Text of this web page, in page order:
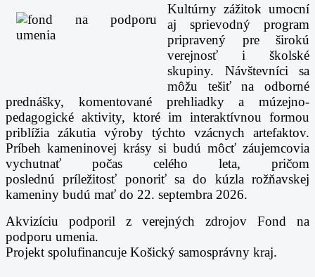
Kultúrny zážitok umocní
aj sprievodný program
pripravený pre širokú
verejnosť i školské
skupiny. Návštevníci sa
môžu tešiť na odborné
prednášky, komentované prehliadky a múzejno-
pedagogické aktivity, ktoré im interaktívnou formou
priblížia zákutia výroby týchto vzácnych artefaktov.
Príbeh kameninovej krásy si budú môcť záujemcovia
vychutnať počas celého leta, pričom
poslednúpríležitosť ponoriť sa do kúzla rožňavskej
kameniny budú mať do 22. septembra 2026.
Akvizíciu podporil z verejných zdrojov Fond na
podporu umenia.
Projekt spolufinancuje Košický samosprávny kraj.